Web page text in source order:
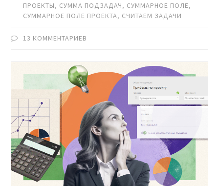
ПРОЕКТЫ, СУММА ПОДЗАДАЧ, СУММАРНОЕ ПОЛЕ,
СУММАРНОЕ ПОЛЕ ПРОЕКТА, СЧИТАЕМ ЗАДАЧИ
13 КОММЕНТАРИЕВ